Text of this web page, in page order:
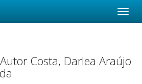
Costa, Darlea Araújo